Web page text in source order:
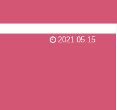
2021.05.15